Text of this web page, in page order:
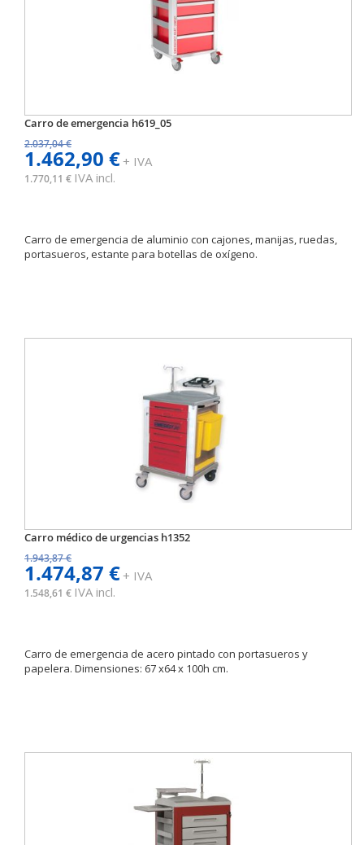
Carro de emergencia h619_05
2.037,04 €
1.462,90 €+ IVA
1.770,11 € IVA incl.
Carro de emergencia de aluminio con cajones, manijas, ruedas,
portasueros, estante para botellas de oxígeno.
Carro médico de urgencias h1352
1.943,87 €
1.474,87 €+ IVA
1.548,61 € IVA incl.
Carro de emergencia de acero pintado con portasueros y
papelera. Dimensiones: 67 x64 x 100h cm.